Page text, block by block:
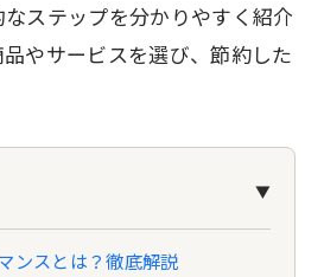
ステップを分かりやすく紹介
やサービスを選び、節約した
▼
ンスとは？徹底解説